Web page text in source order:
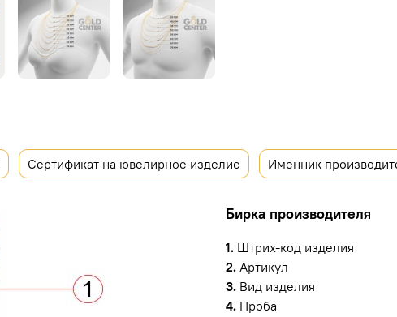
Сертификат на ювелирное изделие Именник
Бирка производителя
1.Штрих-код изделия
2.Артикул
3.Вид изделия
4.Проба